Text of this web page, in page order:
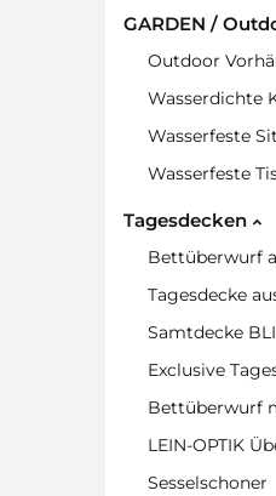
GARDEN /
Outdoor
Wasserdichte
Wasserfeste
Wasserfeste
Tagesdecken
Bettüberwurf
Tagesdecke
Samtdecke
Exclusive
Bettüberwurf
LEIN-OPTIK
Sesselschoner